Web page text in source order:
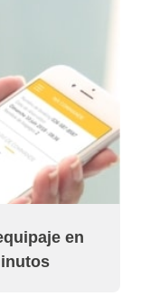
en